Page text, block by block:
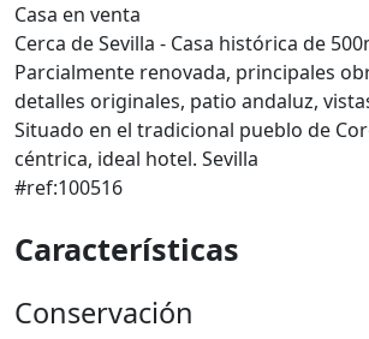
Casa en venta
Cerca de Sevilla - Casa histórica de
Parcialmente renovada, principales
detalles originales, patio andaluz,
Situado en el tradicional pueblo de
céntrica, ideal hotel. Sevilla
#ref:100516
Características
Conservación